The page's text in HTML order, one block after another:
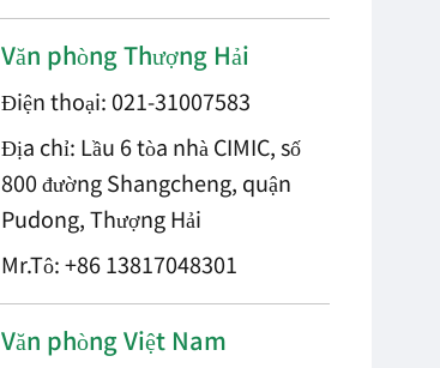
Văn phòng Thượng Hải
Điện thoại: 021-31007583
Địa chỉ: Lầu 6 tòa nhà CIMIC, số
800 đường Shangcheng, quận
Pudong, Thượng Hải
Mr.Tô: +86 13817048301
Văn phòng Việt Nam